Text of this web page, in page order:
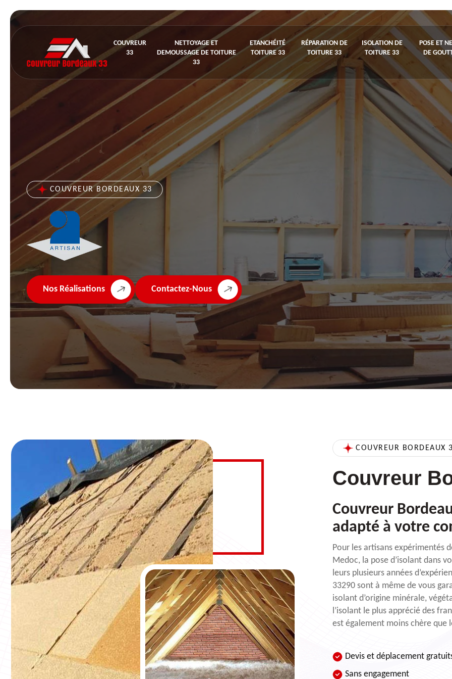
COUVREUR
33
NETTOYAGE ET
DEMOUSSAGE DE TOITURE
33
ETANCHÉITÉ
TOITURE 33
RÉPARATION DE
TOITURE 33
ISOLATION DE
TOITURE 33
POSE ET
DE
COUVREUR BORDEAUX 33
Nos Réalisations Contactez-Nous
COUVREUR BORDEAUX
Couvreur
Couvreur
adapté à votre
Pour les artisans expérimentés
Medoc, la pose d’isolant dans
leurs plusieurs années
33290 sont à même de vous
isolant d’origine minérale,
l’isolant le plus apprécié des
est également moins chère que
Devis et déplacement
Sans engagement